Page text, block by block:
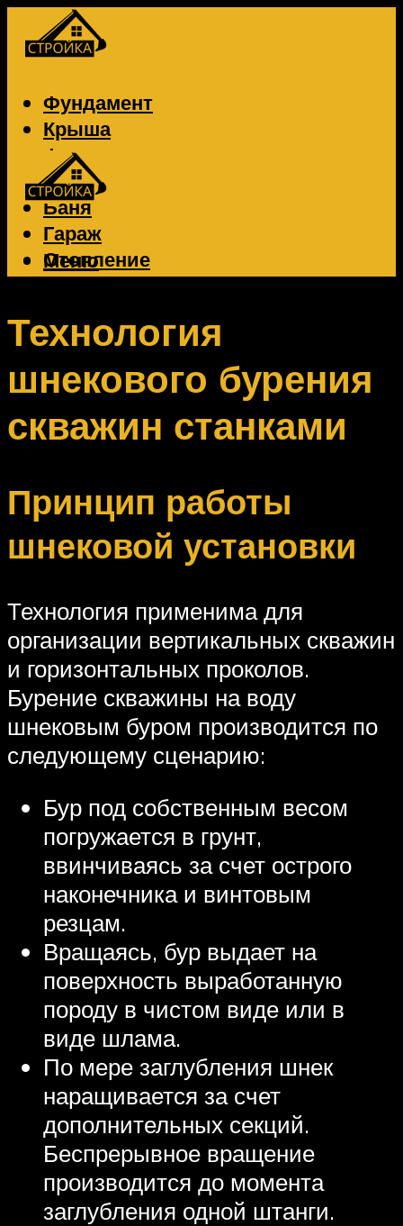
Фундамент
Крыша
Фасад
Забор
Баня
Гараж
Отопление
Вентиляция
Меню
Меню
Технология
шнекового бурения
скважин станками
Принцип работы
шнековой установки
Технология применима для
организации вертикальных скважин
и горизонтальных проколов.
Бурение скважины на воду
шнековым буром производится по
следующему сценарию:
Бур под собственным весом
погружается в грунт,
ввинчиваясь за счет острого
наконечника и винтовым
резцам.
Вращаясь, бур выдает на
поверхность выработанную
породу в чистом виде или в
виде шлама.
По мере заглубления шнек
наращивается за счет
дополнительных секций.
Беспрерывное вращение
производится до момента
заглубления одной штанги.